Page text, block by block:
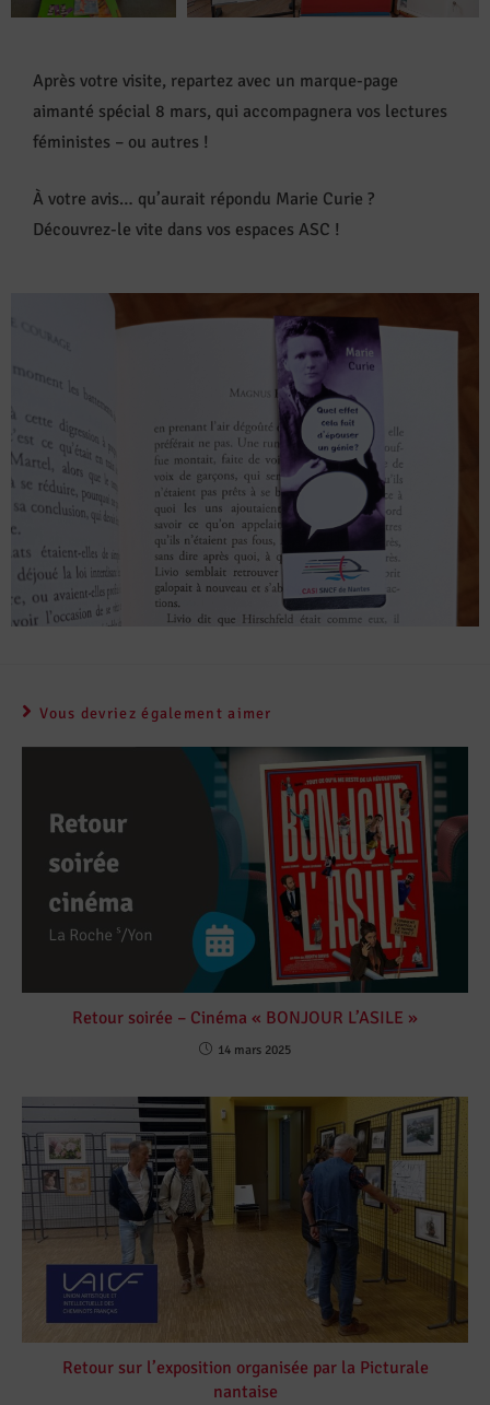
Après votre visite, repartez avec un marque-page
aimanté spécial 8 mars, qui accompagnera vos lectures
féministes – ou autres !
À votre avis… qu’aurait répondu Marie Curie ?
Découvrez-le vite dans vos espaces ASC !
Vous devriez également aimer
Retour soirée – Cinéma « BONJOUR L’ASILE »
14 mars 2025
Retour sur l’exposition organisée par la Picturale
nantaise